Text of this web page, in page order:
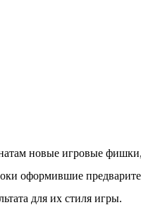
новые игровые
оформившие
для их стиля игры.